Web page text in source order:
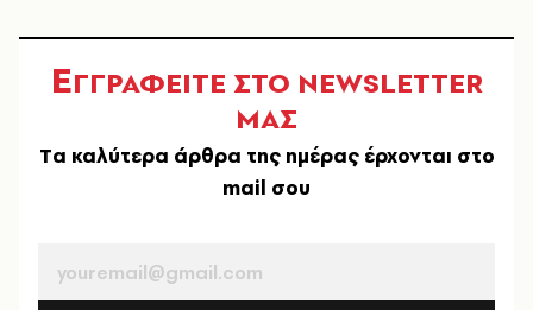
ΕΓΓΡΑΦΕΙΤΕ ΣΤΟ NEWSLETTER
ΜΑΣ
Tα καλύτερα άρθρα της ημέρας έρχονται στο
mail σου